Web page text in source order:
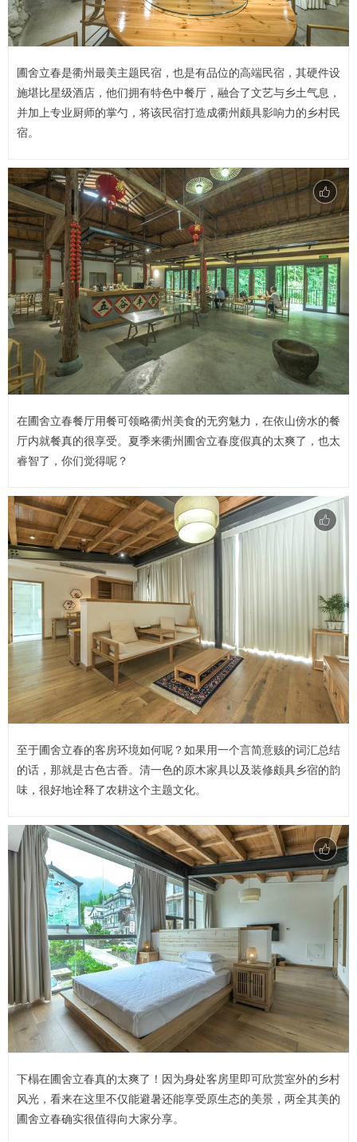
圃舍立春是衢州最美主题民宿，也是有品位的高端民宿，其硬件设
施堪比星级酒店，他们拥有特色中餐厅，融合了文艺与乡土气息，
并加上专业厨师的掌勺，将该民宿打造成衢州颇具影响力的乡村民
宿。
在圃舍立春餐厅用餐可领略衢州美食的无穷魅力，在依山傍水的餐
厅内就餐真的很享受。夏季来衢州圃舍立春度假真的太爽了，也太
睿智了，你们觉得呢？
至于圃舍立春的客房环境如何呢？如果用一个言简意赅的词汇总结
的话，那就是古色古香。清一色的原木家具以及装修颇具乡宿的韵
味，很好地诠释了农耕这个主题文化。
下榻在圃舍立春真的太爽了！因为身处客房里即可欣赏室外的乡村
风光，看来在这里不仅能避暑还能享受原生态的美景，两全其美的
圃舍立春确实很值得向大家分享。